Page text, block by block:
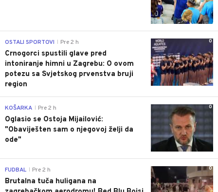
0
OSTALI SPORTOVI Pre 2 h
Crnogorci spustili glave pred
intoniranje himni u Zagrebu: O ovom
potezu sa Svjetskog prvenstva bruji
region
0
KOŠARKA Pre 2 h
Oglasio se Ostoja Mijailović:
"Obaviješten sam o njegovoj želji da
ode"
0
FUDBAL Pre 2 h
Brutalna tuča huligana na